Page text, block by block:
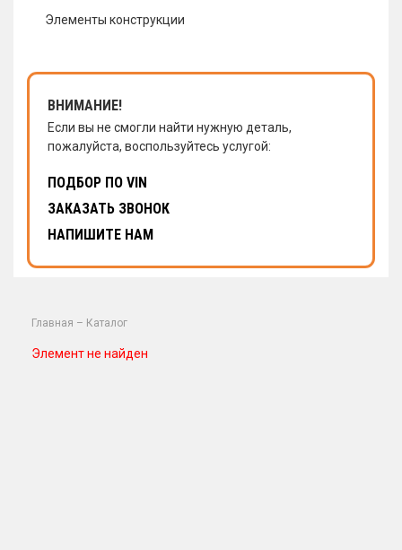
Элементы конструкции
ВНИМАНИЕ!
Если вы не смогли найти нужную деталь,
пожалуйста, воспользуйтесь услугой:
ПОДБОР ПО VIN
ЗАКАЗАТЬ ЗВОНОК
НАПИШИТЕ НАМ
Главная – Каталог
Элемент не найден